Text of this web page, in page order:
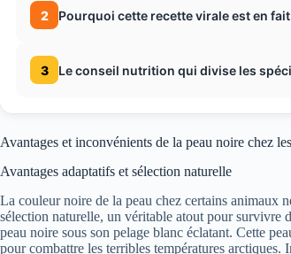
2 Pourquoi cette recette virale est en
3 Le conseil nutrition qui divise les
Avantages et inconvénients de la peau noire chez
Avantages adaptatifs et sélection naturelle
La couleur noire de la peau chez certains animaux
sélection naturelle, un véritable atout pour survivre
peau noire sous son pelage blanc éclatant. Cette
pour combattre les terribles températures